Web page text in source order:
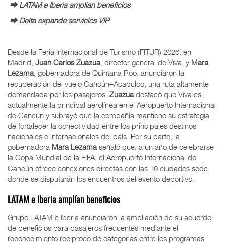
⮕ LATAM e Iberia amplían beneficios
⮕ Delta expande servicios VIP
Desde la Feria Internacional de Turismo (FITUR) 2026, en
Madrid, Juan Carlos Zuazua, director general de Viva, y Mara
Lezama, gobernadora de Quintana Roo, anunciaron la
recuperación del vuelo Cancún–Acapulco, una ruta altamente
demandada por los pasajeros. Zuazuadestacó que Viva es
actualmente la principal aerolínea en el Aeropuerto Internacional
de Cancún y subrayó que la compañía mantiene su estrategia
de fortalecer la conectividad entre los principales destinos
nacionales e internacionales del país. Por su parte, la
gobernadora Mara Lezamaseñaló que, a un año de celebrarse
la Copa Mundial de la FIFA, el Aeropuerto Internacional de
Cancún ofrece conexiones directas con las 16 ciudades sede
donde se disputarán los encuentros del evento deportivo.
LATAM e Iberia amplían beneficios
Grupo LATAM e Iberia anunciaron la ampliación de su acuerdo
de beneficios para pasajeros frecuentes mediante el
reconocimiento recíproco de categorías entre los programas